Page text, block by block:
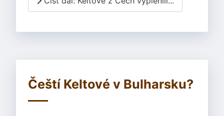
Čeští Keltové v Bulharsku?